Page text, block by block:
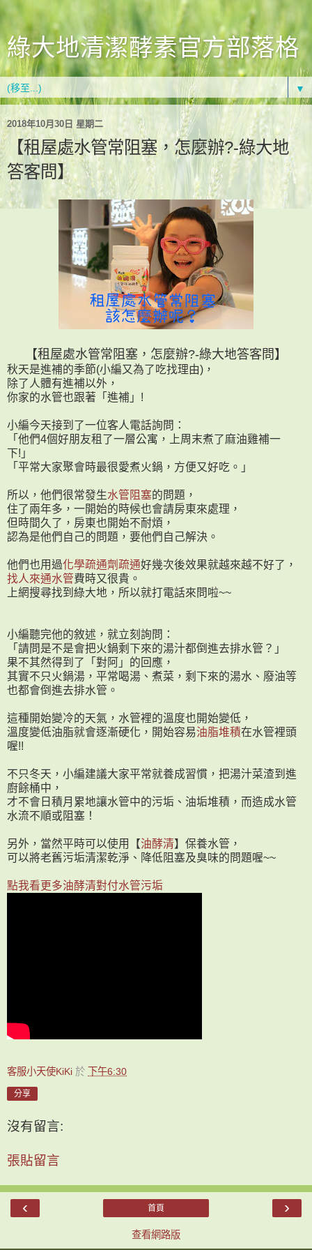
綠大地清潔酵素官方部落格
▼
2018年10月30日 星期二
【租屋處水管常阻塞，怎麼辦?-綠大地
答客問】
【租屋處水管常阻塞，怎麼辦?-綠大地答客問 】
秋天是進補的季節(小編又為了吃找理由)，
除了人體有進補以外，
你家的水管也跟著「進補」!
小編今天接到了一位客人電話詢問：
「他們4個好朋友租了一層公寓，上周末煮了麻油雞補一
下!」
「平常大家聚會時最很愛煮火鍋，方便又好吃。」
所以，他們很常發生水管阻塞的問題，
住了兩年多，一開始的時候也會請房東來處理，
但時間久了，房東也開始不耐煩，
認為是他們自己的問題，要他們自己解決。
他們也用過化學疏通劑疏通好幾次後效果就越來越不好了，
找人來通水管費時又很貴。
上網搜尋找到綠大地，所以就打電話來問啦~~
小編聽完他的敘述，就立刻詢問：
「請問是不是會把火鍋剩下來的湯汁都倒進去排水管？」
果不其然得到了「對阿」的回應，
其實不只火鍋湯，平常喝湯、煮菜，剩下來的湯水、廢油等
也都會倒進去排水管。
這種開始變冷的天氣，水管裡的溫度也開始變低，
溫度變低油脂就會逐漸硬化，開始容易油脂堆積在水管裡頭
喔!!
不只冬天，小編建議大家平常就養成習慣，把湯汁菜渣到進
廚餘桶中，
才不會日積月累地讓水管中的污垢、油垢堆積，而造成水管
水流不順或阻塞！
另外，當然平時可以使用【油酵清】保養水管，
可以將老舊污垢清潔乾淨、降低阻塞及臭味的問題喔~~
點我看更多油酵清對付水管污垢
客服小天使KiKi 於 下午6:30
分享
沒有留言:
張貼留言
‹ ›
首頁
查看網路版